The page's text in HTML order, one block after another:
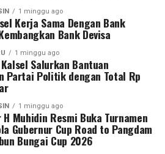
Road to Pangdam
2026.
XXII/Tambun Bungai Mayjen
turnamen ini merupakan
XXII/Tambun Bungai dalam
pembinaan sepak bola di dua
bawah tanggung jawabnya, yakni
Kalimantan Tengah.
Bank Kalsel. [adv/riv]
Twitter 0
1 minggu ago
Kerja Sama Dengan Bank
Bank Devisa
1 minggu ago
Salurkan Bantuan
Partai Politik dengan Total Rp
1 minggu ago
H Muhidin Resmi Buka Turnamen
Gubernur Cup Road to Pangdam
Bungai Cup 2026